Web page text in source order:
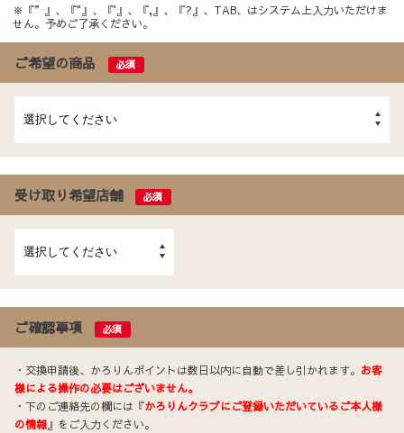
※『”』、『"』、『'』、『,』、『?』、TAB、はシステム上入力いただけま
せん。予めご了承ください。
ご希望の商品 必須
受け取り希望店舗 必須
ご確認事項 必須
・交換申請後、かろりんポイントは数日以内に自動で差し引かれます。 お客
様による操作の必要はございません。
・下のご連絡先の欄には『かろりんクラブにご登録いただいているご本人様
の情報』をご入力ください。